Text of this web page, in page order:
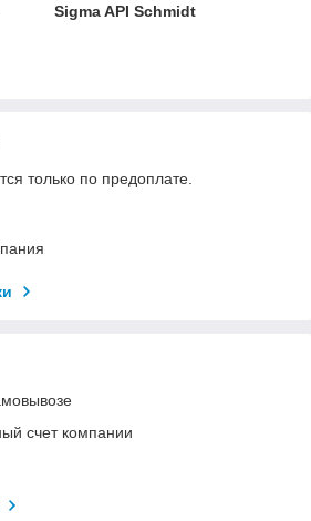
Sigma API Schmidt
только по предоплате.
счет компании